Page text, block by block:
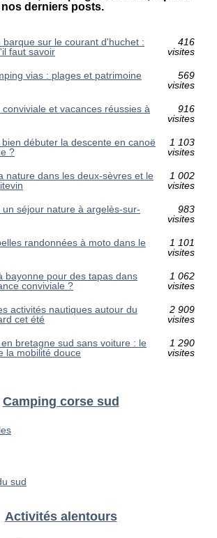
nos derniers posts.
barque sur le courant d'huchet :
faut savoir
416
visites
vias : plages et patrimoine
569
visites
conviviale et vacances réussies à
916
visites
débuter la descente en canoë
?
1 103
visites
nature dans les deux-sèvres et le
1 002
visites
un séjour nature à argelès-sur-
983
visites
randonnées à moto dans le
1 101
visites
bayonne pour des tapas dans
conviviale ?
1 062
visites
activités nautiques autour du
cet été
2 909
visites
bretagne sud sans voiture : le
la mobilité douce
1 290
visites
Camping corse sud
sud
Activités alentours